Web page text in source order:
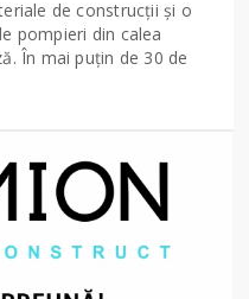
de construcții și o
pompieri din calea
În mai puțin de 30 de